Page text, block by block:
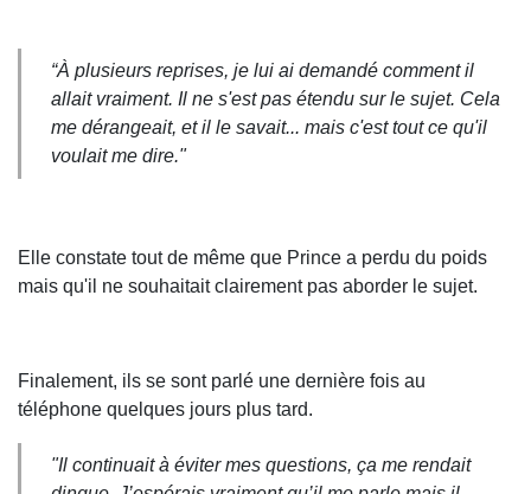
“À plusieurs reprises, je lui ai demandé comment il
allait vraiment. Il ne s'est pas étendu sur le sujet. Cela
me dérangeait, et il le savait... mais c'est tout ce qu'il
voulait me dire."
Elle constate tout de même que Prince a perdu du poids
mais qu'il ne souhaitait clairement pas aborder le sujet.
Finalement, ils se sont parlé une dernière fois au
téléphone quelques jours plus tard.
"Il continuait à éviter mes questions, ça me rendait